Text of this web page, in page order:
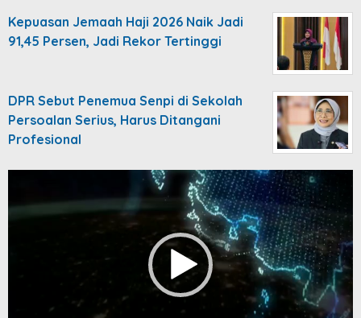
Kepuasan Jemaah Haji 2026 Naik Jadi
91,45 Persen, Jadi Rekor Tertinggi
DPR Sebut Penemua Senpi di Sekolah
Persoalan Serius, Harus Ditangani
Profesional